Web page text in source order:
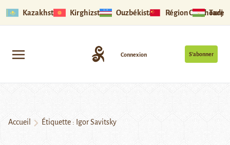
Kazakhstan Kirghizstan Ouzbékistan Région Ouïghoure
S’abonner
Connexion
Accueil Étiquette : Igor Savitsky